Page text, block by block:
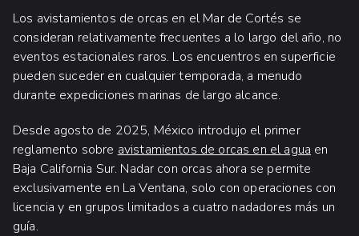
Los avistamientos de orcas en el Mar de Cortés se
consideran relativamente frecuentes a lo largo del año, no
eventos estacionales raros. Los encuentros en superficie
pueden suceder en cualquier temporada, a menudo
durante expediciones marinas de largo alcance.
Desde agosto de 2025, México introdujo el primer
reglamento sobre avistamientos de orcas en el agua en
Baja California Sur. Nadar con orcas ahora se permite
exclusivamente en La Ventana, solo con operaciones con
licencia y en grupos limitados a cuatro nadadores más un
guía.